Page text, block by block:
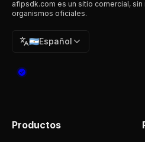
afipsdk.com es un sitio comercial,
organismos oficiales.
🇦🇷Español
Productos